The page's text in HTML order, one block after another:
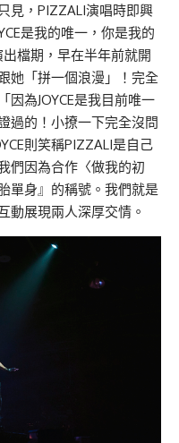
見，PIZZALI演唱時即興
是我的唯一，你是我的
出檔期，早在半年前就開
她「拼一個浪漫」！完全
為JOYCE是我目前唯一
過的！小撩一下完全沒問
則笑稱PIZZALI是自己
們因為合作〈做我的初
單身』的稱號。我們就是
動展現兩人深厚交情。